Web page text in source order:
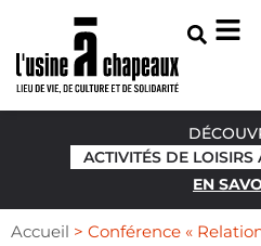
ACTIVITÉS DE
EN
Accueil > Conférence «